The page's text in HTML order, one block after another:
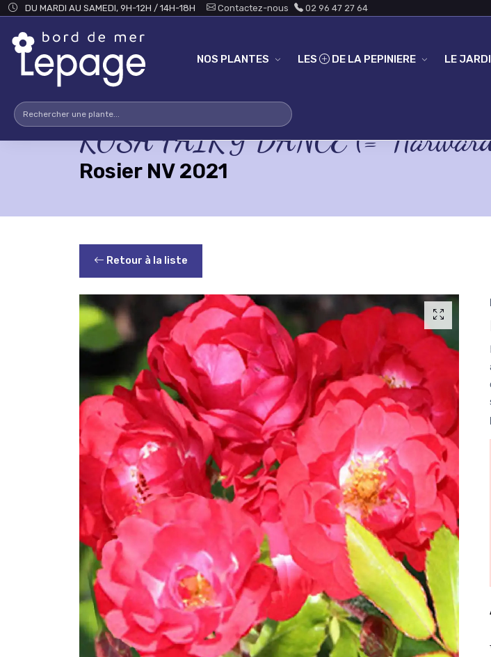
Skip to main content
DU MARDI AU SAMEDI, 9H-12H / 14H-18H Contactez-nous 02 96 47 27 64
NOS PLANTES LES DE LA PEPINIERE LE
ROSA FAIRY DANCE (=
Rosier NV 2021
Retour à la liste